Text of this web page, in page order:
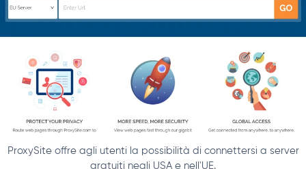
ProxySite offre agli utenti la possibilità di connettersi a server
gratuiti negli USA e nell'UE.